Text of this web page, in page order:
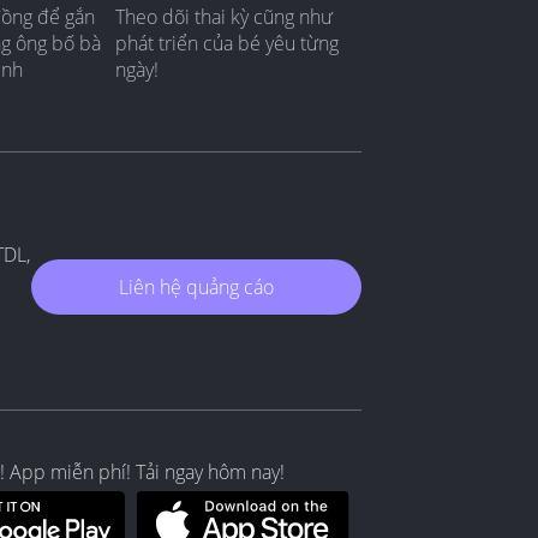
để gắn
ông bố bà
Theo dõi thai kỳ cũng như
phát triển của bé yêu từng
ngày!
Liên hệ quảng cáo
App miễn phí! Tải ngay hôm nay!